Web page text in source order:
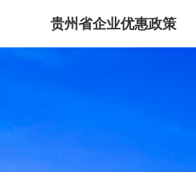
贵州省企业优惠政策